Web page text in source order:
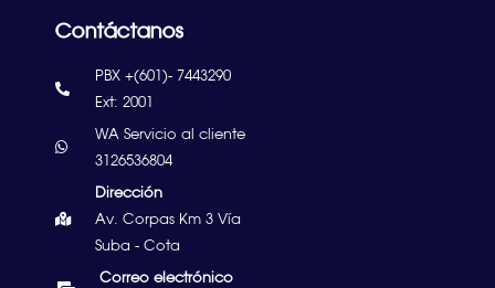
Contáctanos
PBX +(601)- 7443290
Ext: 2001
WA Servicio al cliente
3126536804
Dirección
Av. Corpas Km 3 Vía
Suba - Cota
Correo electrónico